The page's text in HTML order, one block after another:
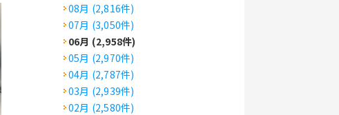
08月 (2,816件)
07月 (3,050件)
06月 (2,958件)
05月 (2,970件)
04月 (2,787件)
03月 (2,939件)
02月 (2,580件)